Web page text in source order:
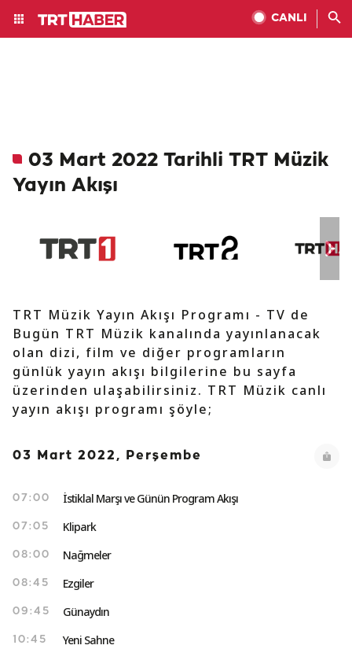
CANLI
03 Mart 2022 Tarihli TRT Müzik
Yayın Akışı
TRT Müzik Yayın Akışı Programı - TV de
Bugün TRT Müzik kanalında yayınlanacak
olan dizi, film ve diğer programların
günlük yayın akışı bilgilerine bu sayfa
üzerinden ulaşabilirsiniz. TRT Müzik canlı
yayın akışı programı şöyle;
03 Mart 2022, Perşembe
07:00 İstiklal Marşı ve Günün Program Akışı
07:05 Klipark
08:00 Nağmeler
08:45 Ezgiler
09:45 Günaydın
10:45 Yeni Sahne